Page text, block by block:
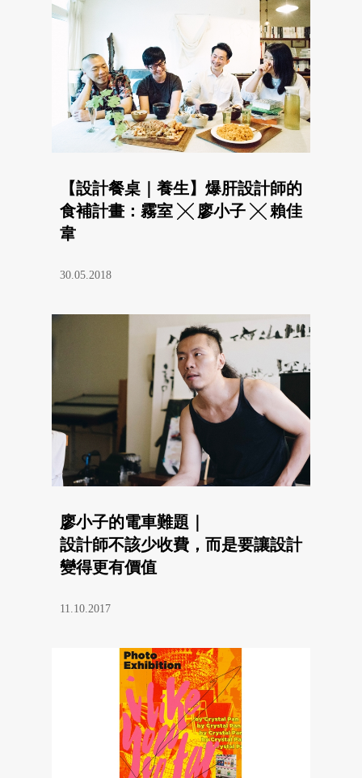
【設計餐桌｜養生】爆肝設計師的
食補計畫：霧室 ╳ 廖小子 ╳ 賴佳
韋
30.05.2018
廖小子的電車難題｜
設計師不該少收費，而是要讓設計
變得更有價值
11.10.2017